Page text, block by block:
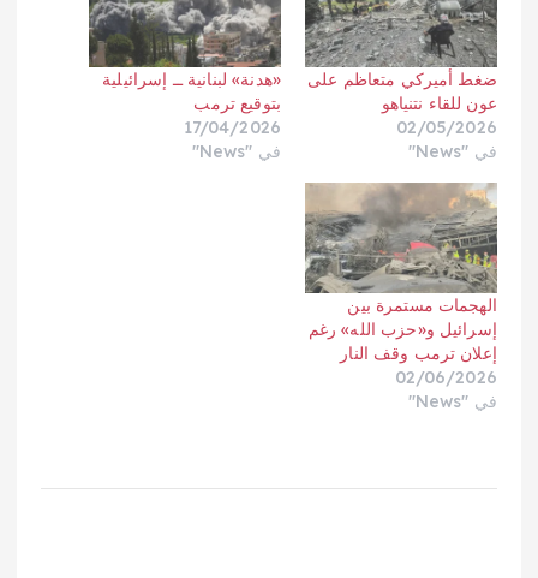
ضغط أميركي متعاظم على
عون للقاء نتنياهو
02/05/2026
في "News"
«هدنة» لبنانية ــ إسرائيلية
بتوقيع ترمب
17/04/2026
في "News"
الهجمات مستمرة بين
إسرائيل و«حزب الله» رغم
إعلان ترمب وقف النار
02/06/2026
في "News"